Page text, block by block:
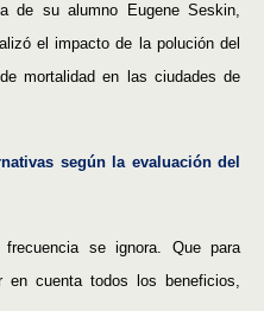
de su alumno Eugene Seskin,
el impacto de la polución del
mortalidad en las ciudades de
según la evaluación del
se ignora. Que para
en cuenta todos los beneficios,